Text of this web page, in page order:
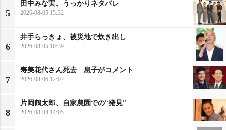
5
田中みな実、うっかりネタバレ
2026-08-05 15:32
6
井手らっきょ、被災地で炊き出し
2026-08-05 10:39
7
寿美花代さん死去 息子がコメント
2026-08-06 12:07
8
片岡鶴太郎、自家農園での“発見”
2026-08-04 14:05